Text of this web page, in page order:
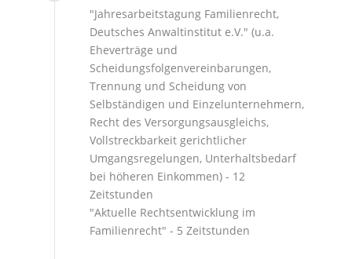
"Jahresarbeitstagung Familienrecht,
Deutsches Anwaltinstitut e.V." (u.a.
Eheverträge und
Scheidungsfolgenvereinbarungen,
Trennung und Scheidung von
Selbständigen und Einzelunternehmern,
Recht des Versorgungsausgleichs,
Vollstreckbarkeit gerichtlicher
Umgangsregelungen, Unterhaltsbedarf
bei höheren Einkommen) - 12
Zeitstunden
"Aktuelle Rechtsentwicklung im
Familienrecht" - 5 Zeitstunden